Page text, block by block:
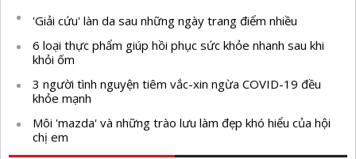
'Giải cứu' làn da sau những ngày trang điểm nhiều
6 loại thực phẩm giúp hồi phục sức khỏe nhanh sau khi
khỏi ốm
3 người tình nguyện tiêm vắc-xin ngừa COVID-19 đều
khỏe mạnh
Môi 'mazda' và những trào lưu làm đẹp khó hiểu của hội
chị em